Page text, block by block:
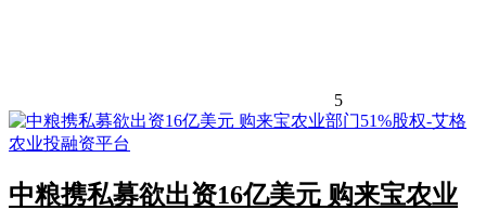
5
中粮携私募欲出资16亿美元 购来宝农业